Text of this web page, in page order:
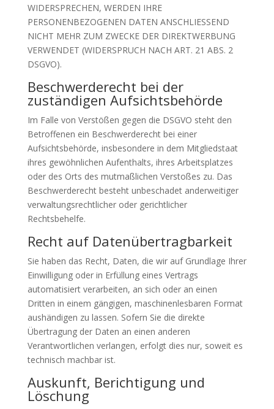
WIDERSPRECHEN, WERDEN IHRE
PERSONENBEZOGENEN DATEN ANSCHLIESSEND
NICHT MEHR ZUM ZWECKE DER DIREKTWERBUNG
VERWENDET (WIDERSPRUCH NACH ART. 21 ABS. 2
DSGVO).
Beschwerde­recht bei der
zuständigen Aufsichts­behörde
Im Falle von Verstößen gegen die DSGVO steht den
Betroffenen ein Beschwerderecht bei einer
Aufsichtsbehörde, insbesondere in dem Mitgliedstaat
ihres gewöhnlichen Aufenthalts, ihres Arbeitsplatzes
oder des Orts des mutmaßlichen Verstoßes zu. Das
Beschwerderecht besteht unbeschadet anderweitiger
verwaltungsrechtlicher oder gerichtlicher
Rechtsbehelfe.
Recht auf Daten­übertrag­barkeit
Sie haben das Recht, Daten, die wir auf Grundlage Ihrer
Einwilligung oder in Erfüllung eines Vertrags
automatisiert verarbeiten, an sich oder an einen
Dritten in einem gängigen, maschinenlesbaren Format
aushändigen zu lassen. Sofern Sie die direkte
Übertragung der Daten an einen anderen
Verantwortlichen verlangen, erfolgt dies nur, soweit es
technisch machbar ist.
Auskunft, Berichtigung und
Löschung